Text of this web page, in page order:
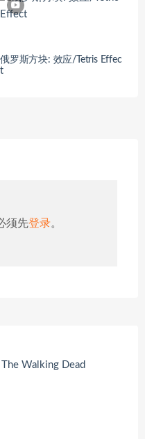
俄罗斯方块: 效应/Tetris Effec
t
须先登录。